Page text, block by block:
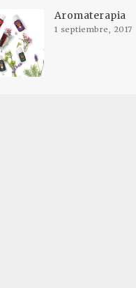
Aromaterapia
1 septiembre, 2017